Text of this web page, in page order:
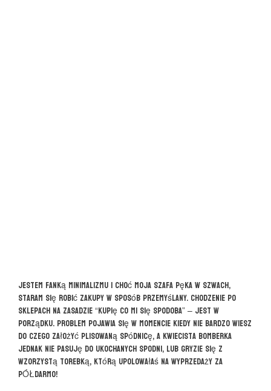
Jestem fanką minimalizmu i choć moja szafa pęka w szwach,
staram się robić zakupy w sposób przemyślany. Chodzenie po
sklepach na zasadzie “kupię co mi się spodoba” – jest w
porządku. Problem pojawia się w momencie kiedy nie bardzo wiesz
do czego założyć plisowaną spódnicę, a kwiecista bomberka
jednak nie pasuję do ukochanych spodni, lub gryzie się z
wzorzystą torebką, którą upolowałaś na wyprzedaży za
PÓŁDARMO!